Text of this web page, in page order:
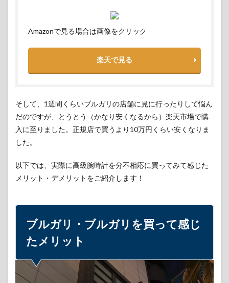
高級ブ
験
2.3.2
高級ブ
しは一
見の価
2.4
ット
良い
を大
事に
長く
Amazonで見る場合は画像をクリック
楽天で見る
そして、1週間くらいブルガリの店舗に見に行ったりして悩ん
だのですが、とうとう（かなり安くなるから）楽天市場で購
入に至りました。正規店で買うより10万円くらい安くなりま
した。
以下では、実際に高級腕時計を分不相応に買ってみて感じた
メリット・デメリットをご紹介します！
ブルガリ・ブルガリを買って感じ
たメリット